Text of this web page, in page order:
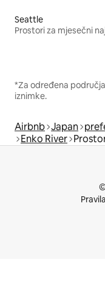
Seattle
Prostori za mjesečni
*Za određena
iznimke.
Airbnb Japan
Enko River